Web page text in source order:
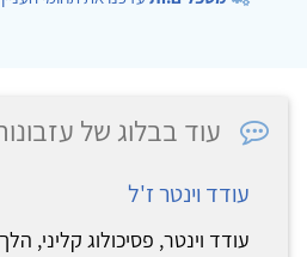
עוד בבלוג של
עודד וינטר ז'ל